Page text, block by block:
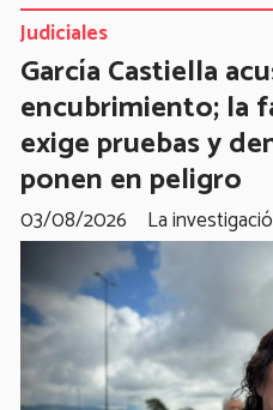
García Castiella
encubrimiento; la
exige pruebas y
ponen en peligro
La
Judiciales
03/08/2026